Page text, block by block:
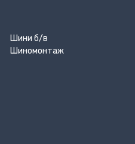
Шини б/в
Шиномонтаж